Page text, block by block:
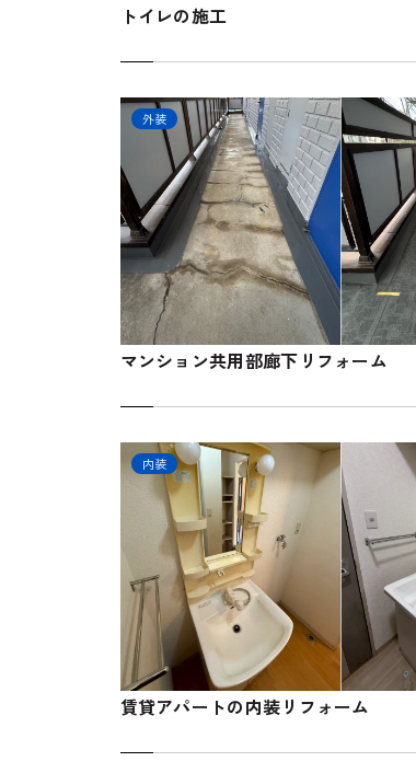
トイレの施工
外装
マンション共用部廊下リフォーム
内装
賃貸アパートの内装リフォーム